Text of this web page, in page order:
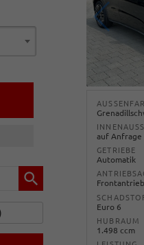
auf Anfrage
GETRIEBE
Automatik
Frontantrieb
Euro 6
HUBRAUM
1.498 ccm